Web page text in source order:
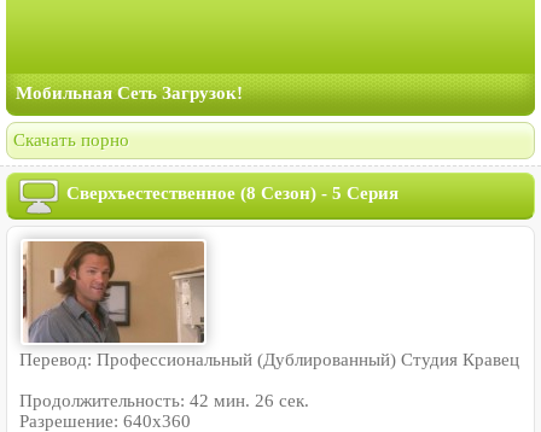
Мобильная Сеть Загрузок!
Скачать порно
Сверхъестественное (8 Сезон) - 5 Серия
Перевод: Профессиональный (Дублированный) Студия Кравец
Продолжительность: 42 мин. 26 сек.
Разрешение: 640x360